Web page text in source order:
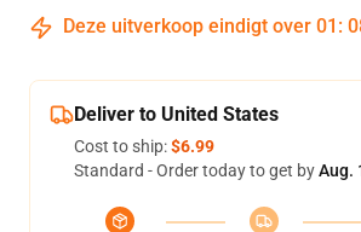
Deze uitverkoop eindigt over 01 :
Deliver to United States
Cost to ship:$6.99
Standard - Order today to get byAug.